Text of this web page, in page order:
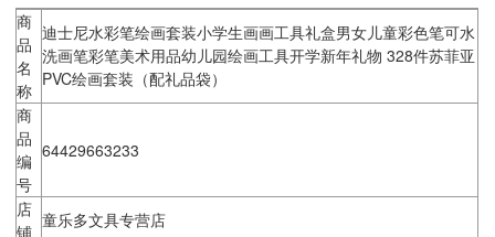
商
品
名
称
迪士尼水彩笔绘画套装小学生画画工具礼盒男女儿童彩色笔可水
洗画笔彩笔美术用品幼儿园绘画工具开学新年礼物 328件苏菲亚
PVC绘画套装（配礼品袋）
商
品
编
号
64429663233
店
铺
童乐多文具专营店